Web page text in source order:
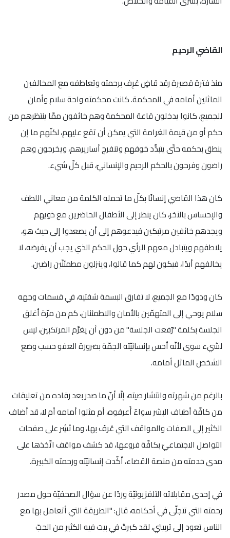
القاضي الرحيم
منذ فترة قصيرة رقد قاضٍ عُرِف برحمته وتعاطفه مع المخالفين
الماثلين أمامه في المحكمة. كانت محكمته واحة سلام وأمان
للجميع، كانوا يدخلون قاعة المحكمة وهم خائفون ممّا ينتظرهم من
حكم أو من قيمة الغرامة التي يمكن أن تقع عليهم، لكنّهم ما إن
ينطق بحكمه حتّى يتبدَّد خوفهم وتنفرج أساريرهم، ويخرجون وهم
راضون وفرحون بالحكم الرحيم والإنسانيّ، قبل كلّ شيء.
كان هذا القاضي إنسانًا بكلّ ما تحمله الكلمة من معاني اللطف
والإحساس بالآخر، كان ينظر إلى الأطفال الحاضرين مع ذويهم
ويجدهم خائفين مرتبكين فيدعوهم إلى أن يصعدوا إلى حيث هو،
يلاطفهم ويتبادل معهم الرأي حول الحكم الذي يجب أن يفرضه، لا
يخالفهم أبدًا، فيكون لهم كما قالوا، وينزلون مطمئنّين راضين.
كان ودودًا مع الجميع، لا تفارق البسمة شفتيه، في قسمات وجهه
سلام يوحي إلى المتهمّين بالأمان والاطمئنان، كم من مرّة أغلق
الجلسة بكلمة "رُفعت الجلسة" من دون أن يغرِّم المرتكبين، ليس
لشيء سوى لأنّه أحس بإنسانيّته الجمّة بضرورة العفو حسب وضع
الشخص الماثل أمامه.
بالرغم من شهرته وانتشار صيته، إلّا أنّ ما صدر بعد رقاده من تعليقات
من كافّة أطياف البشر سواءٌ أَعرفوه، أم مثلوا أمامه أم لا، قد أضاف
الكثير إلى الصفات والمواقف التي عُرفَ بها، وما نُشِر على صفحات
التواصل الاجتماعيّ بكافّة فروعها، قد كشف مواقف اتّخذها على
مدى خدمته من منصة القضاء، أكّدت إنسانيّته ورحمته الكبيرة.
في إحدى مقابلاته التلفزيونيّة وردًا عن سؤال الصحفيّة حول مصدر
رحمته التي تتجلّى في أحكامه، قال: "الطريقة التي أتعامل بها مع
الناس تعود إلى تربيتي، لقد كبرتُ في بيت فيه الكثير من الحبّ